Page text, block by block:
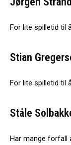
For lite spilletid til
Stian
For lite spilletid til
Ståle
Har mange forfall